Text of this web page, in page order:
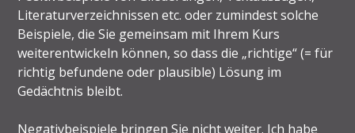
Literaturverzeichnissen etc. oder zumindest solche
Beispiele, die Sie gemeinsam mit Ihrem Kurs
weiterentwickeln können, so dass die „richtige“ (= für
richtig befundene oder plausible) Lösung im
Gedächtnis bleibt.
Negativbeispiele bringen Sie nicht weiter. Ich habe